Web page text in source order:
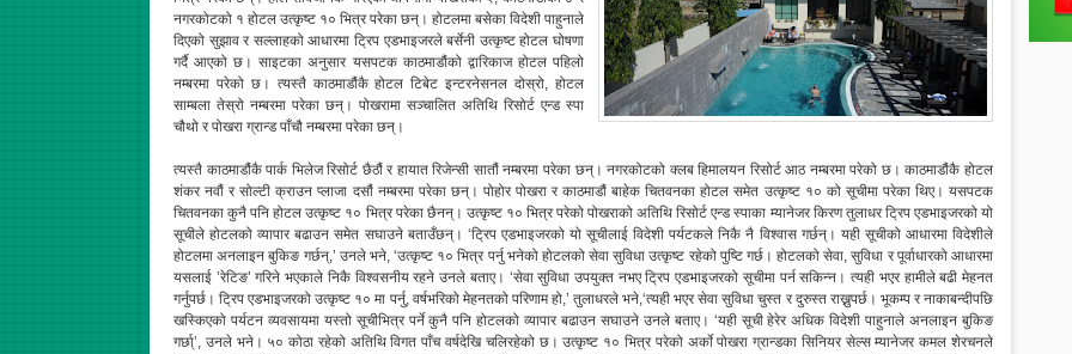
नगरकोटको १ होटल उत्कृष्ट १० भित्र परेका छन्। होटलमा बसेका विदेशी पाहुनाले
दिएको सुझाव र सल्लाहको आधारमा ट्रिप एडभाइजरले बर्सेनी उत्कृष्ट होटल घोषणा
गर्दै आएको छ। साइटका अनुसार यसपटक काठमाडौंको द्वारिकाज होटल पहिलो
नम्बरमा परेको छ। त्यस्तै काठमाडौंकै होटल टिबेट इन्टरनेसनल दोस्रो, होटल
साम्बला तेस्रो नम्बरमा परेका छन्। पोखरामा सञ्चालित अतिथि रिसोर्ट एन्ड स्पा
चौथो र पोखरा ग्रान्ड पाँचौ नम्बरमा परेका छन्।
त्यस्तै काठमाडौंकै पार्क भिलेज रिसोर्ट छैठौं र हायात रिजेन्सी सातौं नम्बरमा परेका छन्। नगरकोटको क्लब हिमालयन रिसोर्ट आठ नम्बरमा परेको छ। काठमाडौंकै होटल
शंकर नवौं र सोल्टी क्राउन प्लाजा दसौं नम्बरमा परेका छन्। पोहोर पोखरा र काठमाडौं बाहेक चितवनका होटल समेत उत्कृष्ट १० को सूचीमा परेका थिए। यसपटक
चितवनका कुनै पनि होटल उत्कृष्ट १० भित्र परेका छैनन्। उत्कृष्ट १० भित्र परेको पोखराको अतिथि रिसोर्ट एन्ड स्पाका म्यानेजर किरण तुलाधर ट्रिप एडभाइजरको यो
सूचीले होटलको व्यापार बढाउन समेत सघाउने बताउँछन्। ‘ट्रिप एडभाइजरको यो सूचीलाई विदेशी पर्यटकले निकै नै विश्वास गर्छन्। यही सूचीको आधारमा विदेशीले
होटलमा अनलाइन बुकिङ गर्छन्,’ उनले भने, ‘उत्कृष्ट १० भित्र पर्नु भनेको होटलको सेवा सुविधा उत्कृष्ट रहेको पुष्टि गर्छ। होटलको सेवा, सुविधा र पूर्वाधारको आधारमा
यसलाई ’रेटिङ’ गरिने भएकाले निकै विश्वसनीय रहने उनले बताए। ‘सेवा सुविधा उपयुक्त नभए ट्रिप एडभाइजरको सूचीमा पर्न सकिन्न। त्यही भएर हामीले बढी मेहनत
गर्नुपर्छ। ट्रिप एडभाइजरको उत्कृष्ट १० मा पर्नु, वर्षभरिको मेहनतको परिणाम हो,’ तुलाधरले भने,‘त्यही भएर सेवा सुविधा चुस्त र दुरुस्त राख्नुपर्छ। भूकम्प र नाकाबन्दीपछि
खस्किएको पर्यटन व्यवसायमा यस्तो सूचीभित्र पर्ने कुनै पनि होटलको व्यापार बढाउन सघाउने उनले बताए। ‘यही सूची हेरेर अधिक विदेशी पाहुनाले अनलाइन बुकिङ
गर्छा्’, उनले भने। ५० कोठा रहेको अतिथि विगत पाँच वर्षदेखि चलिरहेको छ। उत्कृष्ट १० भित्र परेको अर्काे पोखरा ग्रान्डका सिनियर सेल्स म्यानेजर कमल शेरचनले